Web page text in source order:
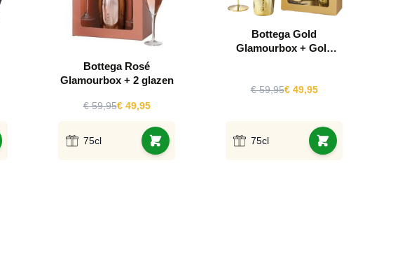
Bottega Rosé
Glamourbox + 2 glazen
€ 59,95€ 49,95
75cl
Bottega Gold
Glamourbox + Gold
€ 59,95€ 49,95
75cl